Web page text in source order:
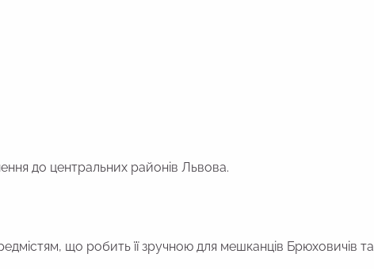
до центральних районів Львова.
що робить її зручною для мешканців Брюховичів та